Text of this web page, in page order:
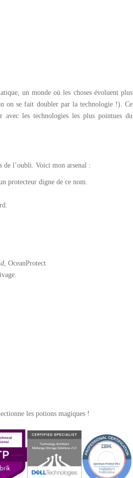
un monde où les choses évoluent plus
on se fait doubler par la technologie !). Ce
avec les technologies les plus pointues du
de l’oubli. Voici mon arsenal :
protecteur digne de ce nom.
, OceanProtect
les potions magiques !